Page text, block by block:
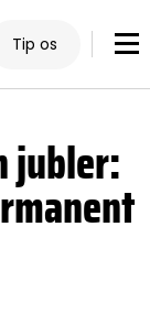
Tip os
jubler: